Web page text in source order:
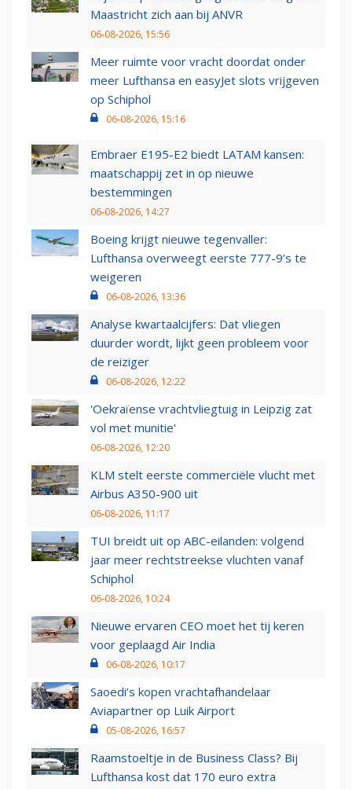
Maastricht zich aan bij ANVR
06-08-2026, 15:56
Meer ruimte voor vracht doordat onder
meer Lufthansa en easyJet slots vrijgeven
op Schiphol
06-08-2026, 15:16
Embraer E195-E2 biedt LATAM kansen:
maatschappij zet in op nieuwe
bestemmingen
06-08-2026, 14:27
Boeing krijgt nieuwe tegenvaller:
Lufthansa overweegt eerste 777-9’s te
weigeren
06-08-2026, 13:36
Analyse kwartaalcijfers: Dat vliegen
duurder wordt, lijkt geen probleem voor
de reiziger
06-08-2026, 12:22
'Oekraïense vrachtvliegtuig in Leipzig zat
vol met munitie'
06-08-2026, 12:20
KLM stelt eerste commerciële vlucht met
Airbus A350-900 uit
06-08-2026, 11:17
TUI breidt uit op ABC-eilanden: volgend
jaar meer rechtstreekse vluchten vanaf
Schiphol
06-08-2026, 10:24
Nieuwe ervaren CEO moet het tij keren
voor geplaagd Air India
06-08-2026, 10:17
Saoedi’s kopen vrachtafhandelaar
Aviapartner op Luik Airport
05-08-2026, 16:57
Raamstoeltje in de Business Class? Bij
Lufthansa kost dat 170 euro extra